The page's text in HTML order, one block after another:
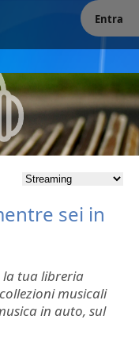
our site you are
Entra
sei in
la tua libreria
musicali
in auto, sul